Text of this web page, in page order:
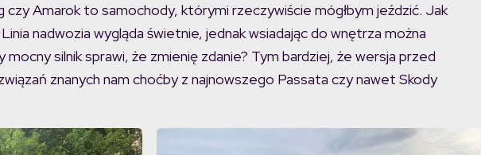
czy Amarok to samochody, którymi rzeczywiście mógłbym jeździć. Jak
nadwozia wygląda świetnie, jednak wsiadając do wnętrza można
silnik sprawi, że zmienię zdanie? Tym bardziej, że wersja przed
znanych nam choćby z najnowszego Passata czy nawet Skody